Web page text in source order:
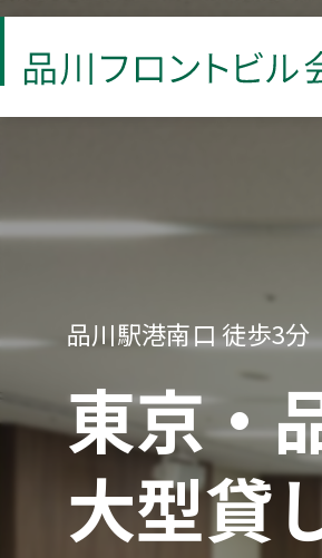
S
h
n
c
品川駅港南口 徒歩3分
東京・
大型貸